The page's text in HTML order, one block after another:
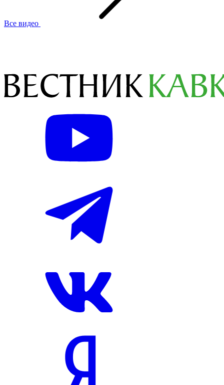
Все видео